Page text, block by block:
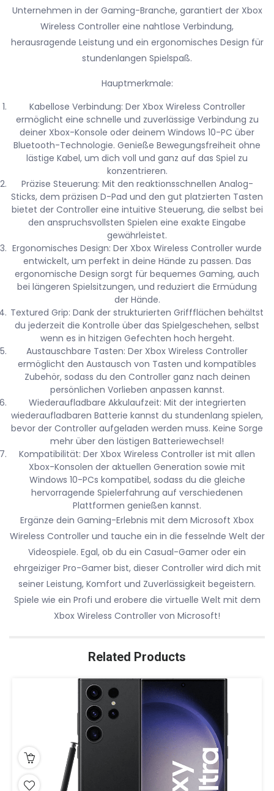
Unternehmen in der Gaming-Branche, garantiert der Xbox
Wireless Controller eine nahtlose Verbindung,
herausragende Leistung und ein ergonomisches Design für
stundenlangen Spielspaß.
Hauptmerkmale:
Kabellose Verbindung: Der Xbox Wireless Controller
ermöglicht eine schnelle und zuverlässige Verbindung zu
deiner Xbox-Konsole oder deinem Windows 10-PC über
Bluetooth-Technologie. Genieße Bewegungsfreiheit ohne
lästige Kabel, um dich voll und ganz auf das Spiel zu
konzentrieren.
Präzise Steuerung: Mit den reaktionsschnellen Analog-
Sticks, dem präzisen D-Pad und den gut platzierten Tasten
bietet der Controller eine intuitive Steuerung, die selbst bei
den anspruchsvollsten Spielen eine exakte Eingabe
gewährleistet.
Ergonomisches Design: Der Xbox Wireless Controller wurde
entwickelt, um perfekt in deine Hände zu passen. Das
ergonomische Design sorgt für bequemes Gaming, auch
bei längeren Spielsitzungen, und reduziert die Ermüdung
der Hände.
Textured Grip: Dank der strukturierten Griffflächen behältst
du jederzeit die Kontrolle über das Spielgeschehen, selbst
wenn es in hitzigen Gefechten hoch hergeht.
Austauschbare Tasten: Der Xbox Wireless Controller
ermöglicht den Austausch von Tasten und kompatibles
Zubehör, sodass du den Controller ganz nach deinen
persönlichen Vorlieben anpassen kannst.
Wiederaufladbare Akkulaufzeit: Mit der integrierten
wiederaufladbaren Batterie kannst du stundenlang spielen,
bevor der Controller aufgeladen werden muss. Keine Sorge
mehr über den lästigen Batteriewechsel!
Kompatibilität: Der Xbox Wireless Controller ist mit allen
Xbox-Konsolen der aktuellen Generation sowie mit
Windows 10-PCs kompatibel, sodass du die gleiche
hervorragende Spielerfahrung auf verschiedenen
Plattformen genießen kannst.
Ergänze dein Gaming-Erlebnis mit dem Microsoft Xbox
Wireless Controller und tauche ein in die fesselnde Welt der
Videospiele. Egal, ob du ein Casual-Gamer oder ein
ehrgeiziger Pro-Gamer bist, dieser Controller wird dich mit
seiner Leistung, Komfort und Zuverlässigkeit begeistern.
Spiele wie ein Profi und erobere die virtuelle Welt mit dem
Xbox Wireless Controller von Microsoft!
Related Products